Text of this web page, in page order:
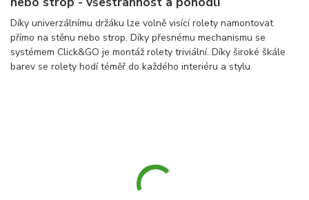
Díky univerzálnímu držáku lze volně visící rolety namontovat
přímo na stěnu nebo strop. Díky přesnému mechanismu se
systémem Click&GO je montáž rolety triviální. Díky široké škále
barev se rolety hodí téměř do každého interiéru a stylu.